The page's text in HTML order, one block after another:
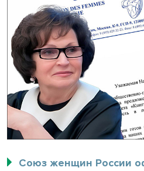
Союз женщин России